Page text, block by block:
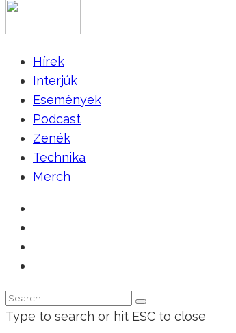
Hírek
Interjúk
Események
Podcast
Zenék
Technika
Merch
Type to search or hit ESC to close